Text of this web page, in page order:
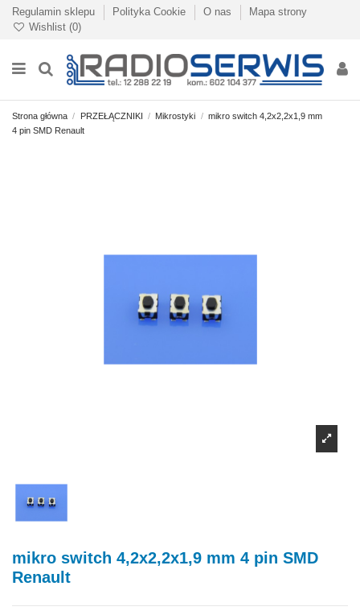
Regulamin sklepu Polityka Cookie O nas
Mapa strony
Wishlist (0)
Strona główna PRZEŁĄCZNIKI Mikrostyki
mikro switch 4,2x2,2x1,9 mm
4 pin SMD Renault
mikro switch 4,2x2,2x1,9 mm 4 pin SMD
Renault